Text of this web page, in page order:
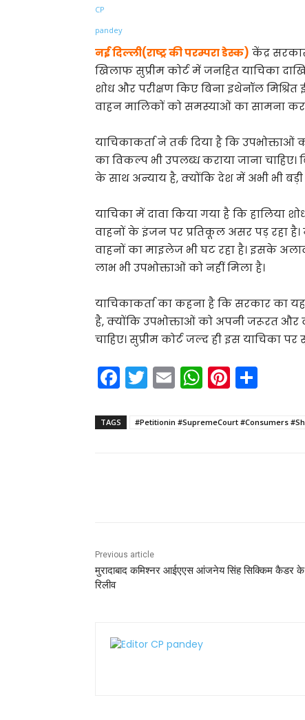
नई दिल्ली(राष्ट्र की परम्परा डेस्क) केंद्र
खिलाफ सुप्रीम कोर्ट में जनहित याचिका
शोध और परीक्षण किए बिना इथेनॉल
वाहन मालिकों को समस्याओं का सामना
याचिकाकर्ता ने तर्क दिया है कि
का विकल्प भी उपलब्ध कराया जाना
के साथ अन्याय है, क्योंकि देश में अभी भी
याचिका में दावा किया गया है कि हालिया
वाहनों के इंजन पर प्रतिकूल असर पड़ रहा है।
वाहनों का माइलेज भी घट रहा है। इसके
लाभ भी उपभोक्ताओं को नहीं मिला है।
याचिकाकर्ता का कहना है कि सरकार का
है, क्योंकि उपभोक्ताओं को अपनी जरूरत और
चाहिए। सुप्रीम कोर्ट जल्द ही इस याचिका
F
a
c
T
w
itt
E
m
ai
W
h
a
Pi
nt
er ar
TAGS #Petitionin #SupremeCourt #Consumers
Previous article
मुरादाबाद कमिश्नर आईएएस आंजनेय सिंह सिक्किम कैडर के
रिलीव